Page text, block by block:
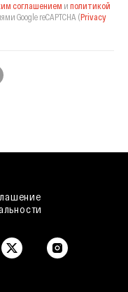
соглашением и политикой
Google reCAPTCHA (Privacy